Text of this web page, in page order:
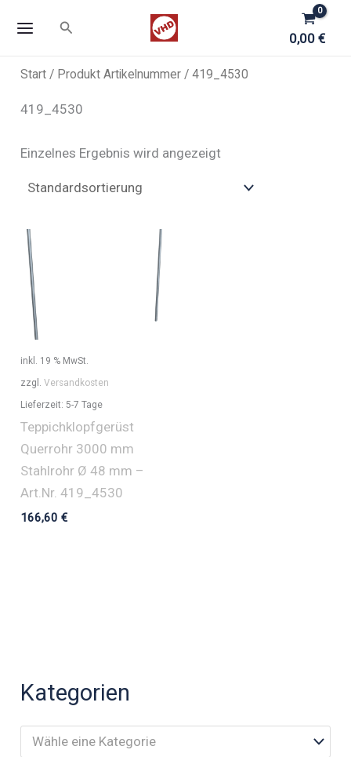
Inhalt
Suchen
0,00€
Kategorien
Wähle eine Kategorie
Start / Produkt Artikelnummer / 419_4530
419_4530
Einzelnes Ergebnis wird angezeigt
inkl. 19 % MwSt.
zzgl.Versandkosten
Lieferzeit: 5-7 Tage
Teppichklopfgerüst
Querrohr 3000 mm
Stahlrohr Ø 48 mm –
Art.Nr. 419_4530
166,60€